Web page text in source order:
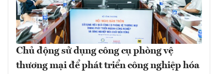
Chủ động sử dụng công cụ phòng vệ
thương mại để phát triển công nghiệp hóa